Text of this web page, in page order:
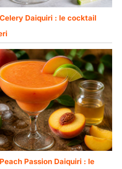
Daiquiri : le cocktail
Passion Daiquiri : le